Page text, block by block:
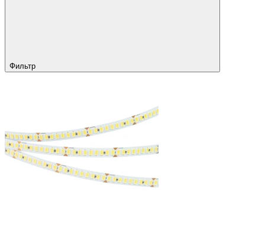
Фильтр